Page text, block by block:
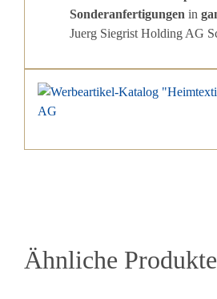
Sonderanfertigungen in
Juerg Siegrist Holding AG
Ähnliche Produkte